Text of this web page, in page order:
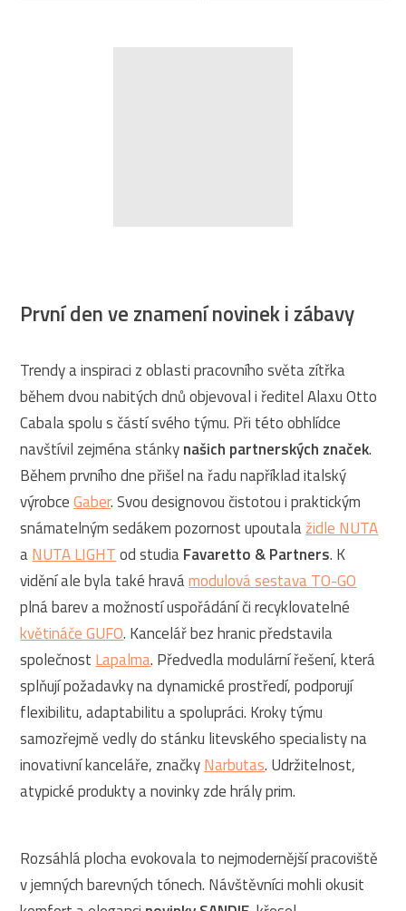
První den ve znamení novinek i zábavy
Trendy a inspiraci z oblasti pracovního světa zítřka
během dvou nabitých dnů objevoval i ředitel Alaxu Otto
Cabala spolu s částí svého týmu. Při této obhlídce
navštívil zejména stánkynašich partnerských značek.
Během prvního dne přišel na řadu například italský
výrobceGaber. Svou designovou čistotou i praktickým
snámatelným sedákem pozornost upoutalažidle NUTA
aNUTA LIGHTod studiaFavaretto & Partners. K
vidění ale byla také hravámodulová sestava TO-GO
plná barev a možností uspořádání či recyklovatelné
květináče GUFO. Kancelář bez hranic představila
společnost Lapalma. Předvedla modulární řešení, která
splňují požadavky na dynamické prostředí, podporují
flexibilitu, adaptabilitu a spolupráci. Kroky týmu
samozřejmě vedly do stánku litevského specialisty na
inovativní kanceláře, značkyNarbutas. Udržitelnost,
atypické produkty a novinky zde hrály prim.
Rozsáhlá plocha evokovala to nejmodernější pracoviště
v jemných barevných tónech. Návštěvníci mohli okusit